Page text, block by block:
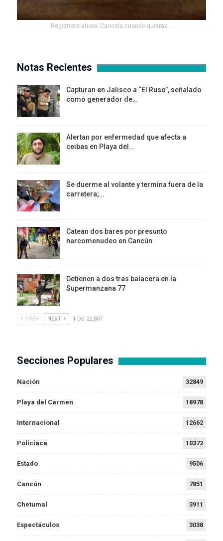
Registrate ahora! Cancela cuando quieras...
Notas Recientes
Capturan en Jalisco a “El Ruso”, señalado
como generador de…
Alertan por enfermedad que afecta a
ceibas en Playa del…
Se duerme al volante y termina fuera de la
carretera;…
Catean dos bares por presunto
narcomenudeo en Cancún
Detienen a dos tras balacera en la
Supermanzana 77
PREV NEXT 1 De 22,807
Secciones Populares
Nación 32849
Playa del Carmen 18978
Internacional 12662
Policiaca 10372
Estado 9506
Cancún 7851
Chetumal 3911
Espectáculos 3038